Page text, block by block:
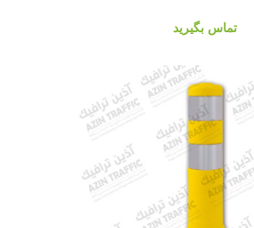
تماس بگیرید